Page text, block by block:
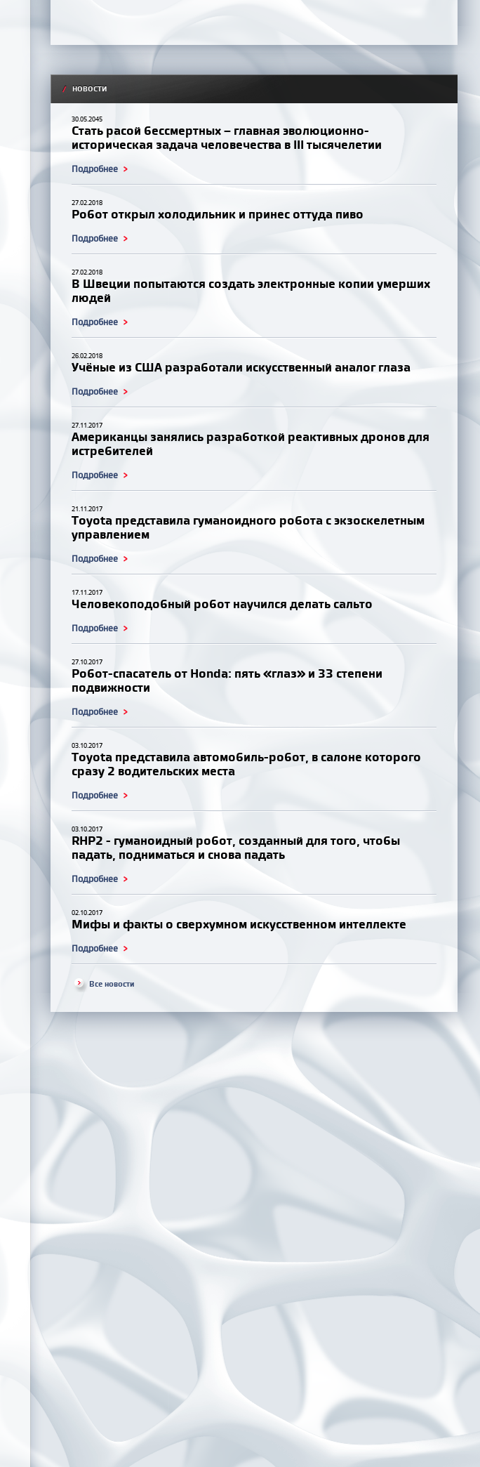
/ НОВОСТИ
30.05.2045
Стать расой бессмертных – главная эволюционно-
историческая задача человечества в III тысячелетии
Подробнее
27.02.2018
Робот открыл холодильник и принес оттуда пиво
Подробнее
27.02.2018
В Швеции попытаются создать электронные копии умерших
людей
Подробнее
26.02.2018
Учёные из США разработали искусственный аналог глаза
Подробнее
27.11.2017
Американцы занялись разработкой реактивных дронов для
истребителей
Подробнее
21.11.2017
Toyota представила гуманоидного робота с экзоскелетным
управлением
Подробнее
17.11.2017
Человекоподобный робот научился делать сальто
Подробнее
27.10.2017
Робот-спасатель от Honda: пять «глаз» и 33 степени
подвижности
Подробнее
03.10.2017
Toyota представила автомобиль-робот, в салоне которого
сразу 2 водительских места
Подробнее
03.10.2017
RHP2 - гуманоидный робот, созданный для того, чтобы
падать, подниматься и снова падать
Подробнее
02.10.2017
Мифы и факты о сверхумном искусственном интеллекте
Подробнее
Все новости